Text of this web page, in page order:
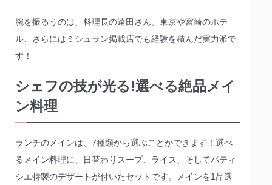
腕を振るうのは、料理長の遠田さん。東京や宮崎のホテ
ル、さらにはミシュラン掲載店でも経験を積んだ実力派で
す！
シェフの技が光る!選べる絶品メイ
ン料理
ランチのメインは、7種類から選ぶことができます！選べ
るメイン料理に、日替わりスープ、ライス、そしてパティ
シエ特製のデザートが付いたセットです。メインを1品選